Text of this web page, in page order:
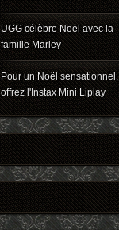
UGG célèbre Noël avec la
famille Marley
Pour un Noël sensationnel,
offrez l'Instax Mini Liplay